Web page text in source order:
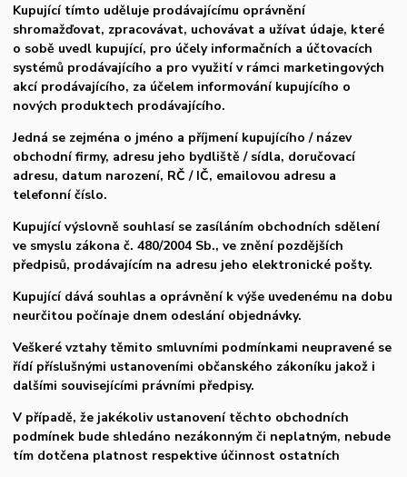
Kupující tímto uděluje prodávajícímu oprávnění
shromažďovat, zpracovávat, uchovávat a užívat údaje, které
o sobě uvedl kupující, pro účely informačních a účtovacích
systémů prodávajícího a pro využití v rámci marketingových
akcí prodávajícího, za účelem informování kupujícího o
nových produktech prodávajícího.
Jedná se zejména o jméno a příjmení kupujícího / název
obchodní firmy, adresu jeho bydliště / sídla, doručovací
adresu, datum narození, RČ / IČ, emailovou adresu a
telefonní číslo.
Kupující výslovně souhlasí se zasíláním obchodních sdělení
ve smyslu zákona č. 480/2004 Sb., ve znění pozdějších
předpisů, prodávajícím na adresu jeho elektronické pošty.
Kupující dává souhlas a oprávnění k výše uvedenému na dobu
neurčitou počínaje dnem odeslání objednávky.
Veškeré vztahy těmito smluvními podmínkami neupravené se
řídí příslušnými ustanoveními občanského zákoníku jakož i
dalšími souvisejícími právními předpisy.
V případě, že jakékoliv ustanovení těchto obchodních
podmínek bude shledáno nezákonným či neplatným, nebude
tím dotčena platnost respektive účinnost ostatních